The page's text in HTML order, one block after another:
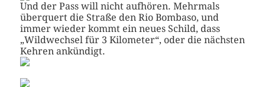
Und der Pass will nicht aufhören. Mehrmals
überquert die Straße den Rio Bombaso, und
immer wieder kommt ein neues Schild, dass
„Wildwechsel für 3 Kilometer“, oder die nächsten
Kehren ankündigt.